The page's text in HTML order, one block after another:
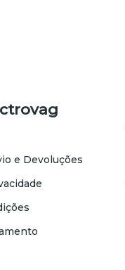
e Devoluções